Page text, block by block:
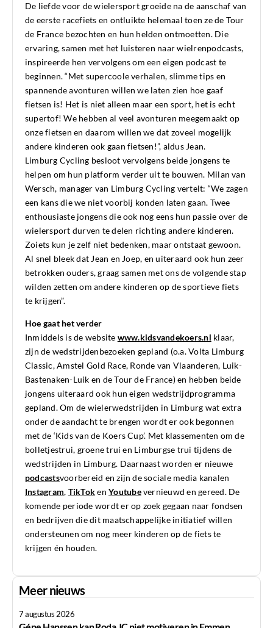
De liefde voor de wielersport groeide na de aanschaf van
de eerste racefiets en ontluikte helemaal toen ze de Tour
de France bezochten en hun helden ontmoetten. Die
ervaring, samen met het luisteren naar wielrenpodcasts,
inspireerde hen vervolgens om een eigen podcast te
beginnen. “Met supercoole verhalen, slimme tips en
spannende avonturen willen we laten zien hoe gaaf
fietsen is! Het is niet alleen maar een sport, het is echt
supertof! We hebben al veel avonturen meegemaakt op
onze fietsen en daarom willen we dat zoveel mogelijk
andere kinderen ook gaan fietsen!”, aldus Jean.
Limburg Cycling besloot vervolgens beide jongens te
helpen om hun platform verder uit te bouwen. Milan van
Wersch, manager van Limburg Cycling vertelt: “We zagen
een kans die we niet voorbij konden laten gaan. Twee
enthousiaste jongens die ook nog eens hun passie over de
wielersport durven te delen richting andere kinderen.
Zoiets kun je zelf niet bedenken, maar ontstaat gewoon.
Al snel bleek dat Jean en Joep, en uiteraard ook hun zeer
betrokken ouders, graag samen met ons de volgende stap
wilden zetten om andere kinderen op de sportieve fiets
te krijgen”.
Hoe gaat het verder
Inmiddels is de website www.kidsvandekoers.nl klaar,
zijn de wedstrijdenbezoeken gepland (o.a. Volta Limburg
Classic, Amstel Gold Race, Ronde van Vlaanderen, Luik-
Bastenaken-Luik en de Tour de France) en hebben beide
jongens uiteraard ook hun eigen wedstrijdprogramma
gepland. Om de wielerwedstrijden in Limburg wat extra
onder de aandacht te brengen wordt er ook begonnen
met de ‘Kids van de Koers Cup’. Met klassementen om de
bolletjestrui, groene trui en Limburgse trui tijdens de
wedstrijden in Limburg. Daarnaast worden er nieuwe
podcastsvoorbereid en zijn de sociale media kanalen
Instagram, TikTokenYoutubevernieuwd en gereed. De
komende periode wordt er op zoek gegaan naar fondsen
en bedrijven die dit maatschappelijke initiatief willen
ondersteunen om nog meer kinderen op de fiets te
krijgen én houden.
Meer nieuws
7 augustus 2026